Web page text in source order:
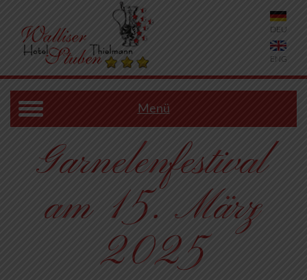
DEU
ENG
Menü
Garnelenfestival
am 15. März
2025